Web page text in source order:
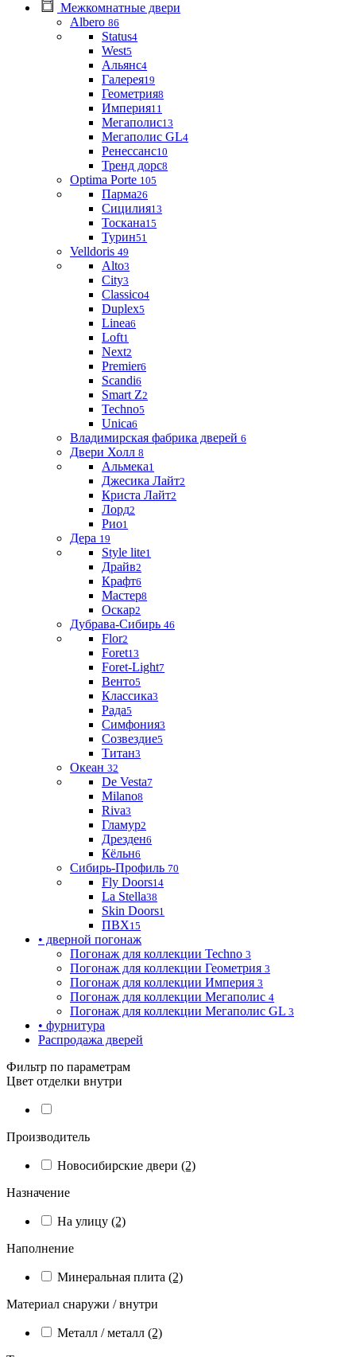
Межкомнатные двери
Albero 86
Status4
West5
Альянс4
Галерея19
Геометрия8
Империя11
Мегаполис13
Мегаполис GL4
Ренессанс10
Тренд дорс8
Optima Porte 105
Парма26
Сицилия13
Тоскана15
Турин51
Velldoris 49
Alto3
City3
Classico4
Duplex5
Linea6
Loft1
Next2
Premier6
Scandi6
Smart Z2
Techno5
Unica6
Владимирская фабрика дверей 6
Двери Холл 8
Альмека1
Джесика Лайт2
Криста Лайт2
Лорд2
Рио1
Дера 19
Style lite1
Драйв2
Крафт6
Мастер8
Оскар2
Дубрава-Сибирь 46
Flor2
Foret13
Foret-Light7
Венто5
Классика3
Рада5
Симфония3
Созвездие5
Титан3
Океан 32
De Vesta7
Milano8
Riva3
Гламур2
Дрезден6
Кёльн6
Сибирь-Профиль 70
Fly Doors14
La Stella38
Skin Doors1
ПВХ15
• дверной погонаж
Погонаж для коллекции Techno 3
Погонаж для коллекции Геометрия 3
Погонаж для коллекции Империя 3
Погонаж для коллекции Мегаполис 4
Погонаж для коллекции Мегаполис GL 3
• фурнитура
Распродажа дверей
Фильтр по параметрам
Цвет отделки внутри
Производитель
Новосибирские двери (2)
Назначение
На улицу (2)
Наполнение
Минеральная плита (2)
Материал снаружи / внутри
Металл / металл (2)